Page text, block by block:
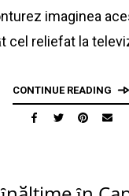
imaginea
cel reliefat la
CONTINUE READING